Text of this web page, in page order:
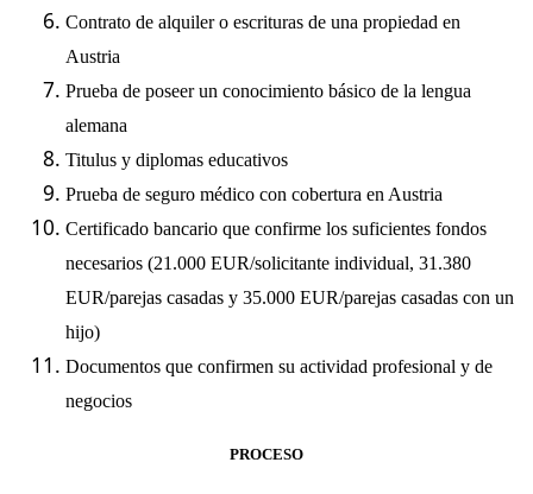
Contrato de alquiler o escrituras de una propiedad en
Austria
Prueba de poseer un conocimiento básico de la lengua
alemana
Titulus y diplomas educativos
Prueba de seguro médico con cobertura en Austria
Certificado bancario que confirme los suficientes fondos
necesarios (21.000 EUR/solicitante individual, 31.380
EUR/parejas casadas y 35.000 EUR/parejas casadas con un
hijo)
Documentos que confirmen su actividad profesional y de
negocios
PROCESO